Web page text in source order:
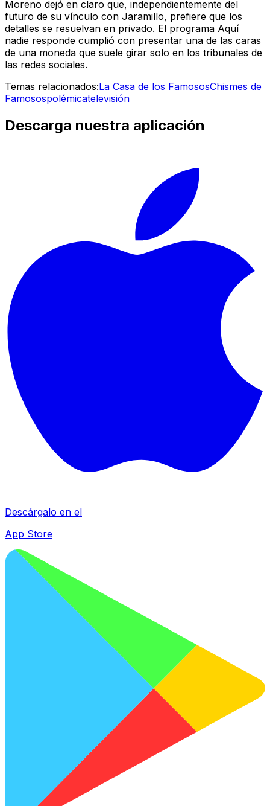
Moreno dejó en claro que, independientemente del
futuro de su vínculo con Jaramillo, prefiere que los
detalles se resuelvan en privado. El programa Aquí
nadie responde cumplió con presentar una de las caras
de una moneda que suele girar solo en los tribunales de
las redes sociales.
Temas relacionados:La Casa de los FamososChismes de
Famosospolémicatelevisión
Descarga nuestra aplicación
Descárgalo en el
App Store